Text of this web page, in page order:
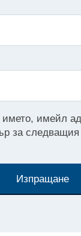
името, имейл
за следващия
Изпращане